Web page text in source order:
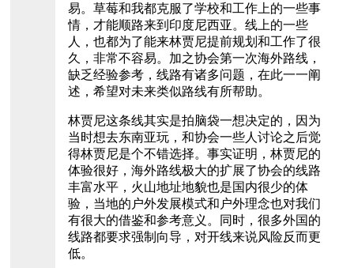
易。草莓和我都克服了学校和工作上的一些事
情，才能顺路来到印度尼西亚。线上的一些
人，也都为了能来林贾尼提前规划和工作了很
久，非常不容易。加之协会第一次海外路线，
缺乏经验参考，线路有诸多问题，在此一一阐
述，希望对未来类似路线有所帮助。
林贾尼这条线其实是拍脑袋一想决定的，因为
当时想去东南亚玩，和协会一些人讨论之后觉
得林贾尼是个不错选择。事实证明，林贾尼的
体验很好，海外路线极大的扩展了协会的线路
丰富水平，火山地址地貌也是国内很少的体
验，当地的户外发展模式和户外理念也对我们
有很大的借鉴和参考意义。同时，很多外国的
线路都要求强制向导，对开线来说风险反而更
低。